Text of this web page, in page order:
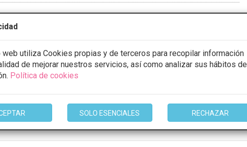
utiliza Cookies propias y de terceros para recopilar información
de mejorar nuestros servicios, así como analizar sus hábitos de
Política de cookies
SOLO ESENCIALES RECHAZAR
con
CITA/PRESUPUESTO